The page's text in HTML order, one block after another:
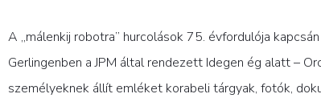
A „málenkij robotra” hurcolások 75. évfordulója
Gerlingenben a JPM által rendezett Idegen ég alatt –
személyeknek állít emléket korabeli tárgyak, fotók,